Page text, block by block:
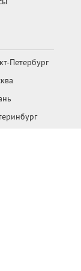
Петербург